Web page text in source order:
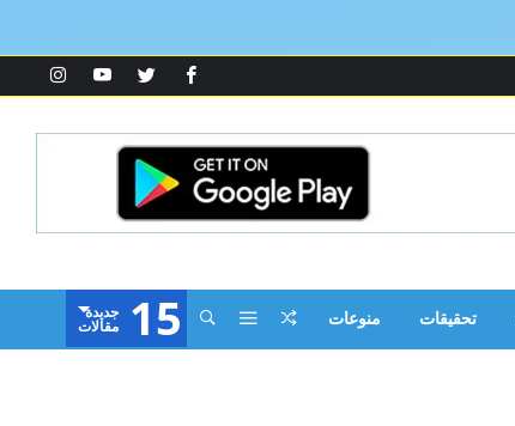
تحقيقات منوعات 15 ‫جديدة‬
‫مقالات‬